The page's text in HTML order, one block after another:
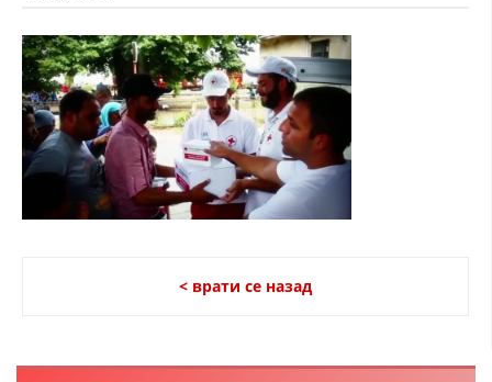
HISTORIA E KRYQIT TË KUQ
ИСТОРИЈАТ НА ДВИЖЕЊЕТО
СТРУКТУРА НА ОРГАНИЗАЦИЈАТА
ЧЛЕНСТВО ВО ПРОФЕСИОНАЛНИ ТЕЛА
< врати се назад